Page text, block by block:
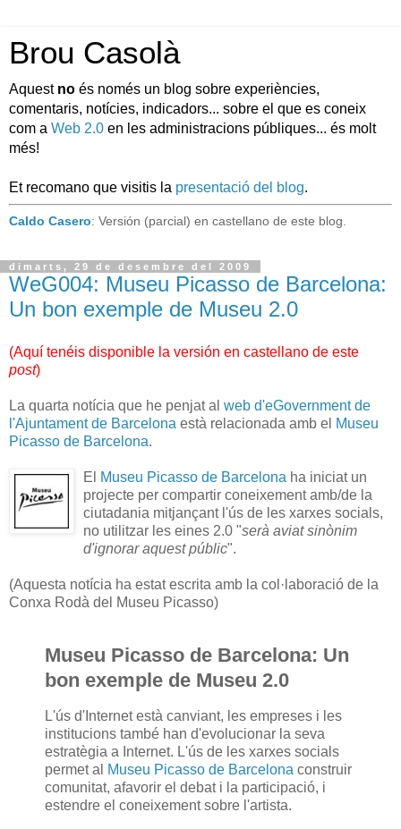
Brou Casolà
Aquest no és només un blog sobre experiències,
comentaris, notícies, indicadors... sobre el que es coneix
com a Web 2.0 en les administracions públiques... és molt
més!
Et recomano que visitis la presentació del blog.
Caldo Casero: Versión (parcial) en castellano de este blog.
dimarts, 29 de desembre del 2009
WeG004: Museu Picasso de Barcelona:
Un bon exemple de Museu 2.0
(Aquí tenéis disponible la versión en castellano de este
post)
La quarta notícia que he penjat al web d'eGovernment de
l'Ajuntament de Barcelona està relacionada amb el Museu
Picasso de Barcelona.
El Museu Picasso de Barcelona ha iniciat un
projecte per compartir coneixement amb/de la
ciutadania mitjançant l'ús de les xarxes socials,
no utilitzar les eines 2.0 "serà aviat sinònim
d'ignorar aquest públic".
(Aquesta notícia ha estat escrita amb la col·laboració de la
Conxa Rodà del Museu Picasso)
Museu Picasso de Barcelona: Un
bon exemple de Museu 2.0
L'ús d'Internet està canviant, les empreses i les
institucions també han d'evolucionar la seva
estratègia a Internet. L'ús de les xarxes socials
permet al
Museu Picasso de Barcelona construir
comunitat, afavorir el debat i la participació, i
estendre el coneixement sobre l'artista.